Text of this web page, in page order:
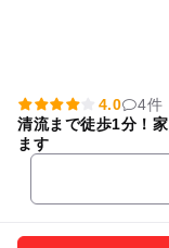
4.0
4件
清流まで徒歩1分！
ます